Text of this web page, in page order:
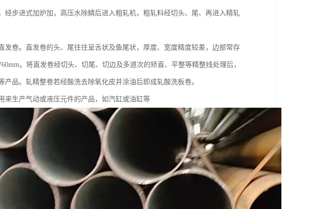
步进式加炉加，高压水除鳞后进入粗轧机，粗轧料经切头、尾、再进入精轧
卷。直发卷的头、尾往往呈舌状及鱼尾状，厚度、宽度精度较差，边部常存
。将直发卷经切头、切尾、切边及多道次的矫直、平整等精整线处理后，
品。轧精整卷若经酸洗去除氧化皮并涂油后即成轧酸洗板卷。
来生产气动或液压元件的产品，如汽缸或油缸等